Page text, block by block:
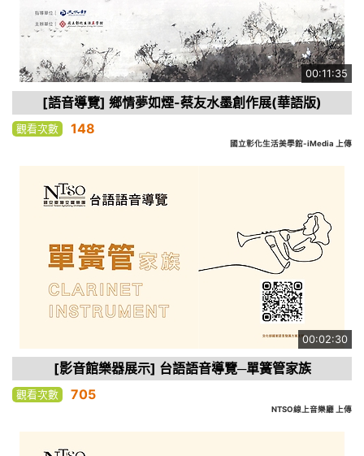
00:11:35
[語音導覽] 鄉情夢如煙-蔡友水墨創作展(華語版)
觀看次數 148
國立彰化生活美學館-iMedia 上傳
00:02:30
[影音館樂器展示] 台語語音導覽─單簧管家族
觀看次數 705
NTSO線上音樂廳 上傳